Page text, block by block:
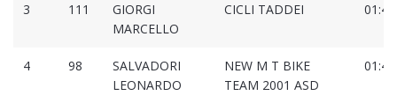
3 111
GIORGI
MARCELLO
CICLI TADDEI
4 98
SALVADORI
LEONARDO
NEW M T BIKE
TEAM 2001 ASD